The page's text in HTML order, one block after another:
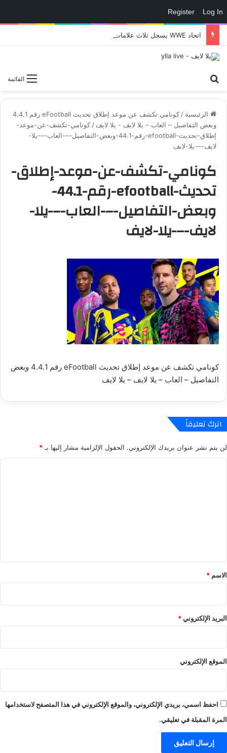
Log In
Register
القائمة
الرئيسية /
كونامي تكشف عن موعد إطلاق تحديث eFootball رقم 4.4.1
وبعض التفاصيل – العاب – يلا لايف - يلا لايف / كونامي-تكشف-عن-موعد-
إطلاق-تحديث-efootball-رقم-44.1-وبعض-التفاصيل-–-العاب-–-يلا-
لايف-–-يلا-لايف
كونامي-تكشف-عن-موعد-إطلاق-
تحديث-efootball-رقم-44.1-
وبعض-التفاصيل-–-العاب-–-يلا-
لايف-–-يلا-لايف
كونامي تكشف عن موعد إطلاق تحديث eFootball رقم 4.4.1 وبعض
التفاصيل – العاب – يلا لايف – يلا لايف
اترك تعليقاً
لن يتم نشر عنوان بريدك الإلكتروني. الحقول الإلزامية مشار إليها بـ *
*
الاسم *
البريد الإلكتروني*
الموقع الإلكتروني
احفظ اسمي، بريدي الإلكتروني، والموقع الإلكتروني في هذا المتصفح لاستخدامها
المرة المقبلة في تعليقي.